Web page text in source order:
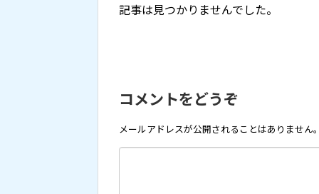
記事は見つかりませんでした。
コメントをどうぞ
メールアドレスが公開されることはありません